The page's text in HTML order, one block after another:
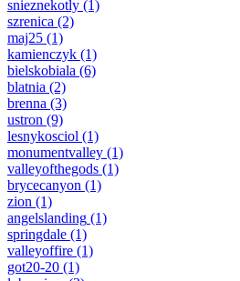
snieznekotly (1)
szrenica (2)
maj25 (1)
kamienczyk (1)
bielskobiala (6)
blatnia (2)
brenna (3)
ustron (9)
lesnykosciol (1)
monumentvalley (1)
valleyofthegods (1)
brycecanyon (1)
zion (1)
angelslanding (1)
springdale (1)
valleyoffire (1)
got20-20 (1)